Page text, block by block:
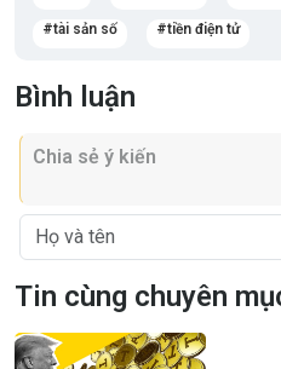
tài sản số tiền điện tử
Bình luận
Tin cùng chuyên